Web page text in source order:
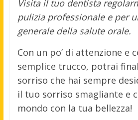
Visita il tuo dentista
pulizia professionale e per
generale della salute orale.
Con un po’ di attenzione e
semplice trucco, potrai
sorriso che hai sempre
il tuo sorriso smagliante e
mondo con la tua bellezza!